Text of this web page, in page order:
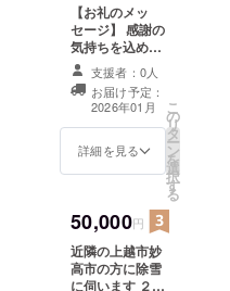
【お礼のメッ
セージ】 感謝の
気持ちを込め
て、お礼のメッ
セージをお送り
します。 このリ
ターンは１００
０円と同じ内容
です
支援者：0人
お届け予定：
2026年01月
詳細を見る
こ
の
リ
タ
ー
ン
を
選
択
す
る
50,000円
近隣の上越市妙
高市の方に除雪
に伺います ２０